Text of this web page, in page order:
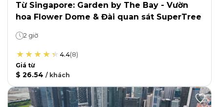
Từ Singapore: Garden by The Bay - Vườn
hoa Flower Dome & Đài quan sát SuperTree
2 giờ
4.4(8)
Giá từ
$ 26.54 / khách